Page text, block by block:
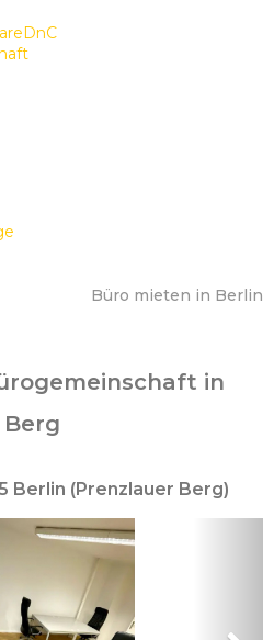
Büro mieten in Berlin
in
Berlin (Prenzlauer Berg)